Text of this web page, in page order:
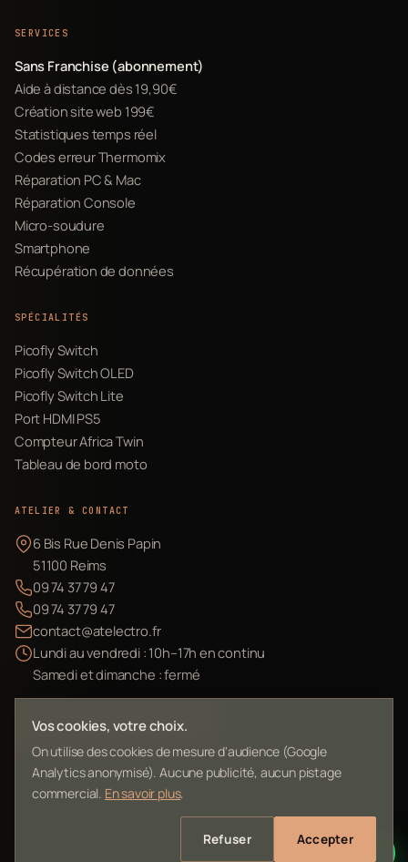
SERVICES
Sans Franchise (abonnement)
Aide à distance dès 19,90€
Création site web 199€
Statistiques temps réel
Codes erreur Thermomix
Réparation PC & Mac
Réparation Console
Micro-soudure
Smartphone
Récupération de données
SPÉCIALITÉS
Picofly Switch
Picofly Switch OLED
Picofly Switch Lite
Port HDMI PS5
Compteur Africa Twin
Tableau de bord moto
ATELIER & CONTACT
6 Bis Rue Denis Papin
51100 Reims
09 74 37 79 47
09 74 37 79 47
contact@atelectro.fr
Lundi au vendredi : 10h–17h en continu
Samedi et dimanche : fermé
Envoyer mon matériel
L'Atelier Electro Reims — SIRET 10261022700013
Vos cookies, votre choix.
On utilise des cookies de mesure d'audience (Google
Analytics anonymisé). Aucune publicité, aucun pistage
commercial. En savoir plus.
Refuser Accepter